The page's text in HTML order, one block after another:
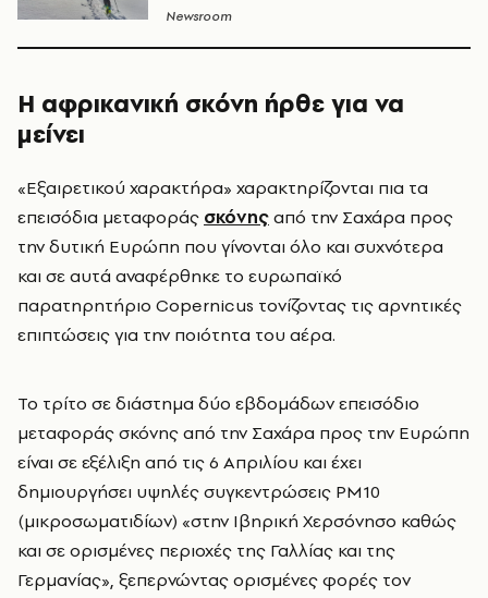
Newsroom
Η αφρικανική σκόνη ήρθε για να
μείνει
«Εξαιρετικού χαρακτήρα» χαρακτηρίζονται πια τα
επεισόδια μεταφοράς σκόνηςαπό την Σαχάρα προς
την δυτική Ευρώπη που γίνονται όλο και συχνότερα
και σε αυτά αναφέρθηκε το ευρωπαϊκό
παρατηρητήριο Copernicus τονίζοντας τις αρνητικές
επιπτώσεις για την ποιότητα του αέρα.
Το τρίτο σε διάστημα δύο εβδομάδων επεισόδιο
μεταφοράς σκόνης από την Σαχάρα προς την Ευρώπη
είναι σε εξέλιξη από τις 6 Απριλίου και έχει
δημιουργήσει υψηλές συγκεντρώσεις PM10
(μικροσωματιδίων) «στην Ιβηρική Χερσόνησο καθώς
και σε ορισμένες περιοχές της Γαλλίας και της
Γερμανίας», ξεπερνώντας ορισμένες φορές τον